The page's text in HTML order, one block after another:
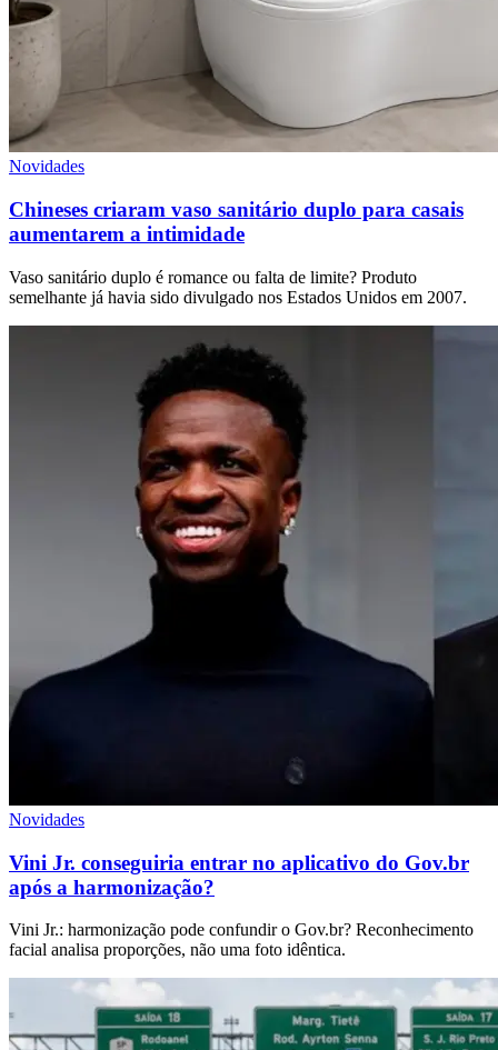
Novidades
Chineses criaram vaso sanitário duplo para casais
aumentarem a intimidade
Vaso sanitário duplo é romance ou falta de limite? Produto
semelhante já havia sido divulgado nos Estados Unidos em 2007.
Novidades
Vini Jr. conseguiria entrar no aplicativo do Gov.br
após a harmonização?
Vini Jr.: harmonização pode confundir o Gov.br? Reconhecimento
facial analisa proporções, não uma foto idêntica.